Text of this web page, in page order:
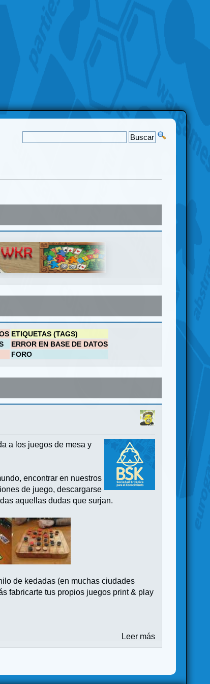
ETIQUETAS (TAGS)
ERROR EN BASE DE DATOS
FORO
a los juegos de mesa y
encontrar en nuestros
de juego, descargarse
aquellas dudas que surjan.
de kedadas (en muchas ciudades
fabricarte tus propios juegos print & play
Leer más